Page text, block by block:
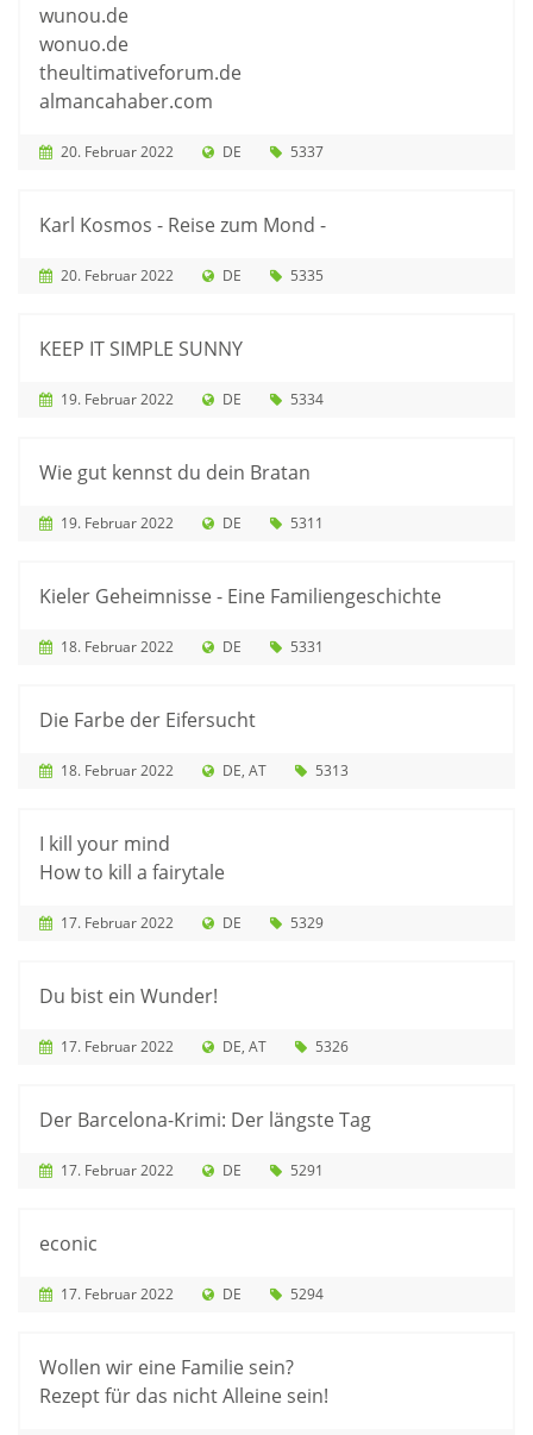
wunou.de
wonuo.de
theultimativeforum.de
almancahaber.com
20. Februar 2022 DE 5337
Karl Kosmos - Reise zum Mond -
20. Februar 2022 DE 5335
KEEP IT SIMPLE SUNNY
19. Februar 2022 DE 5334
Wie gut kennst du dein Bratan
19. Februar 2022 DE 5311
Kieler Geheimnisse - Eine Familiengeschichte
18. Februar 2022 DE 5331
Die Farbe der Eifersucht
18. Februar 2022 DE AT 5313
I kill your mind
How to kill a fairytale
17. Februar 2022 DE 5329
Du bist ein Wunder!
17. Februar 2022 DE AT 5326
Der Barcelona-Krimi: Der längste Tag
17. Februar 2022 DE 5291
econic
17. Februar 2022 DE 5294
Wollen wir eine Familie sein?
Rezept für das nicht Alleine sein!